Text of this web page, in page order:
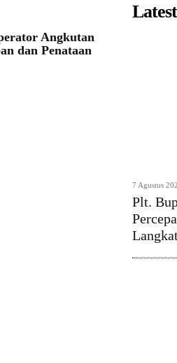
Angkutan
dan Penataan
7 Agustus
Plt.